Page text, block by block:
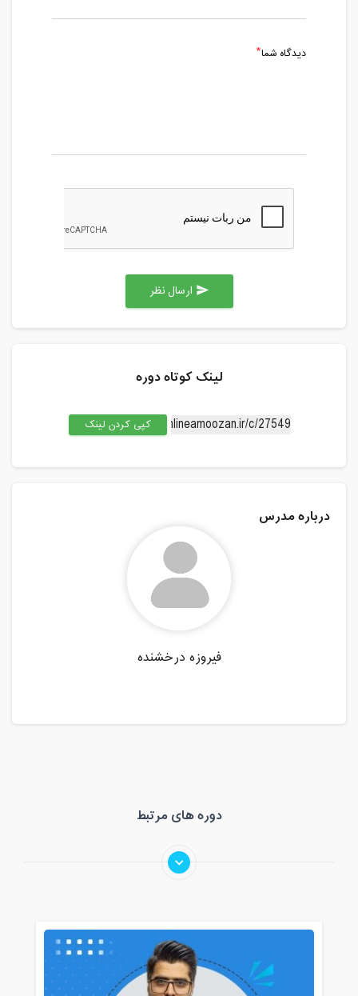
دیدگاه شما
send
لینک کوتاه دوره
کپی کردن لینک
درباره مدرس
فیروزه درخشنده
دوره های مرتبط